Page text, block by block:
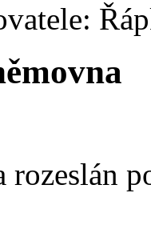
rozeslán